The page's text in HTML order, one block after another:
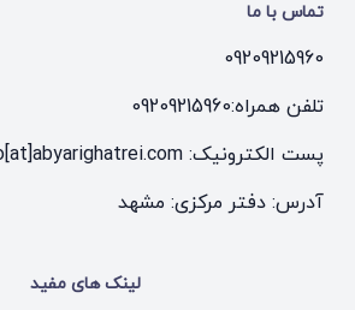
تماس با ما
09209215960
تلفن همراه:09209215960
پست الکترونیک: info[at]abyarighatrei.com
آدرس: دفتر مرکزی: مشهد
لینک های مفید